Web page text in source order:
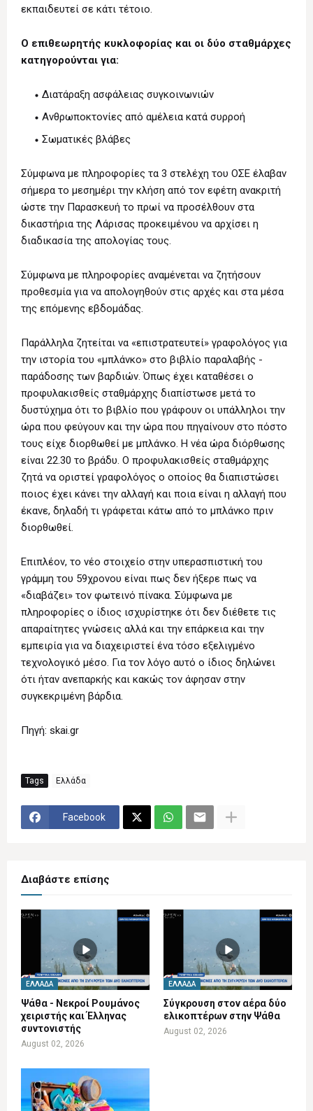
εκπαιδευτεί σε κάτι τέτοιο.
Ο επιθεωρητής κυκλοφορίας και οι δύο σταθμάρχες
κατηγορούνται για:
Διατάραξη ασφάλειας συγκοινωνιών
Ανθρωποκτονίες από αμέλεια κατά συρροή
Σωματικές βλάβες
Σύμφωνα με πληροφορίες τα 3 στελέχη του ΟΣΕ έλαβαν
σήμερα το μεσημέρι την κλήση από τον εφέτη ανακριτή
ώστε την Παρασκευή το πρωί να προσέλθουν στα
δικαστήρια της Λάρισας προκειμένου να αρχίσει η
διαδικασία της απολογίας τους.
Σύμφωνα με πληροφορίες αναμένεται να ζητήσουν
προθεσμία για να απολογηθούν στις αρχές και στα μέσα
της επόμενης εβδομάδας.
Παράλληλα ζητείται να «επιστρατευτεί» γραφολόγος για
την ιστορία του «μπλάνκο» στο βιβλίο παραλαβής -
παράδοσης των βαρδιών. Όπως έχει καταθέσει ο
προφυλακισθείς σταθμάρχης διαπίστωσε μετά το
δυστύχημα ότι το βιβλίο που γράφουν οι υπάλληλοι την
ώρα που φεύγουν και την ώρα που πηγαίνουν στο πόστο
τους είχε διορθωθεί με μπλάνκο. Η νέα ώρα διόρθωσης
είναι 22.30 το βράδυ. Ο προφυλακισθείς σταθμάρχης
ζητά να οριστεί γραφολόγος ο οποίος θα διαπιστώσει
ποιος έχει κάνει την αλλαγή και ποια είναι η αλλαγή που
έκανε, δηλαδή τι γράφεται κάτω από το μπλάνκο πριν
διορθωθεί.
Επιπλέον, το νέο στοιχείο στην υπερασπιστική του
γράμμη του 59χρονου είναι πως δεν ήξερε πως να
«διαβάζει» τον φωτεινό πίνακα. Σύμφωνα με
πληροφορίες ο ίδιος ισχυρίστηκε ότι δεν διέθετε τις
απαραίτητες γνώσεις αλλά και την επάρκεια και την
εμπειρία για να διαχειριστεί ένα τόσο εξελιγμένο
τεχνολογικό μέσο. Για τον λόγο αυτό ο ίδιος δηλώνει
ότι ήταν ανεπαρκής και κακώς τον άφησαν στην
συγκεκριμένη βάρδια.
Πηγή: skai.gr
Tags Ελλάδα
Facebook
Διαβάστε επίσης
ΕΛΛΆΔΑ
Ψάθα - Νεκροί Ρουμάνος
χειριστής και Έλληνας
συντονιστής
August 02, 2026
ΕΛΛΆΔΑ
Σύγκρουση στον αέρα δύο
ελικοπτέρων στην Ψάθα
August 02, 2026